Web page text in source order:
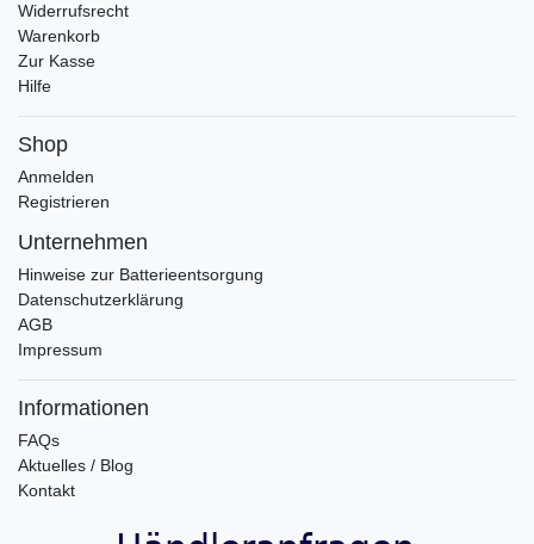
Widerrufsrecht
Warenkorb
Zur Kasse
Hilfe
Shop
Anmelden
Registrieren
Unternehmen
Hinweise zur Batterieentsorgung
Datenschutzerklärung
AGB
Impressum
Informationen
FAQs
Aktuelles / Blog
Kontakt